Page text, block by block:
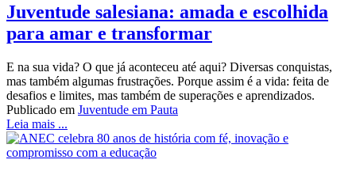
Juventude salesiana: amada e escolhida
para amar e transformar
E na sua vida? O que já aconteceu até aqui? Diversas conquistas,
mas também algumas frustrações. Porque assim é a vida: feita de
desafios e limites, mas também de superações e aprendizados.
Publicado em Juventude em Pauta
Leia mais ...